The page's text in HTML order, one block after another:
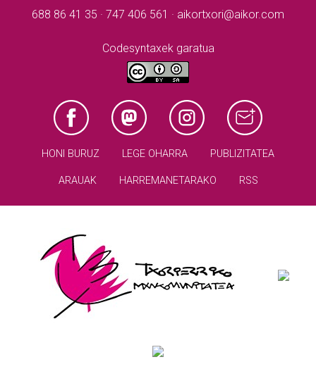
688 86 41 35 · 747 406 561 · aikortxori@aikor.com
Codesyntaxek garatua
HONI BURUZ LEGE OHARRA PUBLIZITATEA
ARAUAK HARREMANETARAKO RSS